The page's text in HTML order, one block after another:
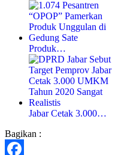
Produk…
Jabar Cetak 3.000…
Bagikan :